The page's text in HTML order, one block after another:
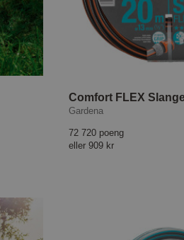
Comfort FLEX
Gardena
72 720 poeng
eller 909 kr